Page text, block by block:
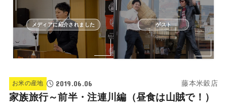
メディアに紹介されました ゲスト
お米の産地 2019.06.06 藤本米穀店
家族旅行～前半・注連川編（昼食は山賊で！）